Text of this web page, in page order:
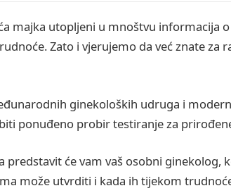
majka utopljeni u mnoštvu informacija
Zato i vjerujemo da već znate za
ginekoloških udruga i
ponuđeno probir testiranje za
predstavit će vam vaš osobni ginekolog,
može utvrditi i kada ih tijekom